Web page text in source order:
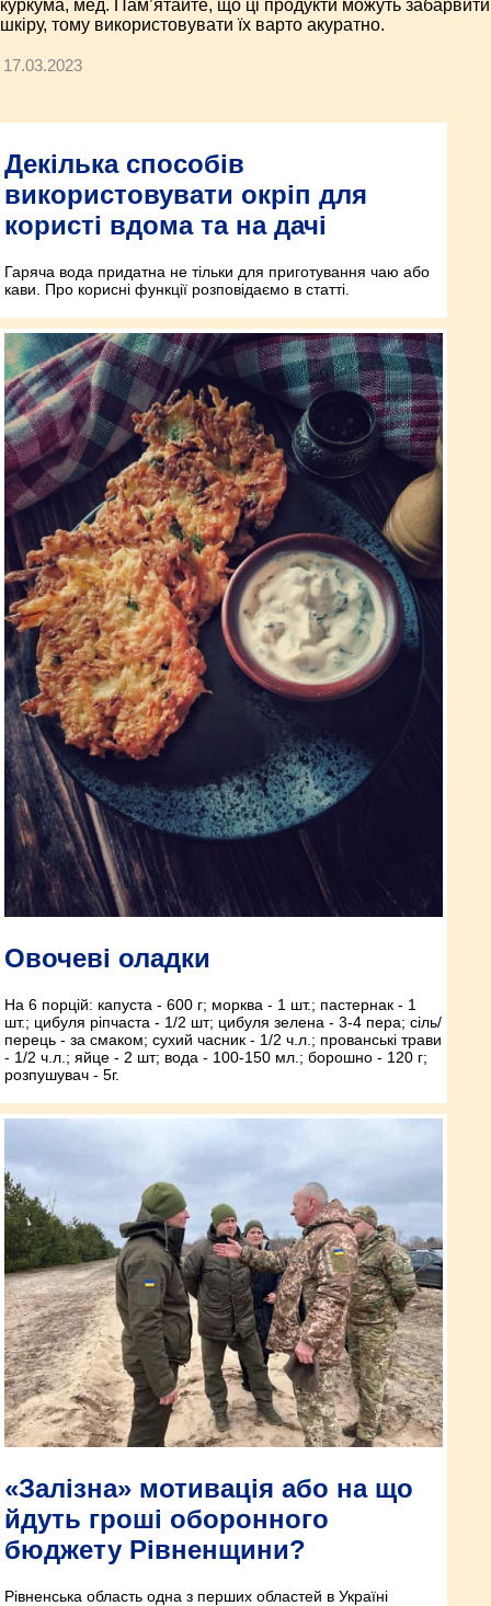
куркума, мед. Пам’ятайте, що ці продукти можуть забарвити
шкіру, тому використовувати їх варто акуратно.
17.03.2023
Декілька способів
використовувати окріп для
користі вдома та на дачі
Гаряча вода придатна не тільки для приготування чаю або
кави. Про корисні функції розповідаємо в статті.
Овочеві оладки
На 6 порцій: капуста - 600 г; морква - 1 шт.; пастернак - 1
шт.; цибуля ріпчаста - 1/2 шт; цибуля зелена - 3-4 пера; сіль/
перець - за смаком; сухий часник - 1/2 ч.л.; прованські трави
- 1/2 ч.л.; яйце - 2 шт; вода - 100-150 мл.; борошно - 120 г;
розпушувач - 5г.
«Залізна» мотивація або на що
йдуть гроші оборонного
бюджету Рівненщини?
Рівненська область одна з перших областей в Україні